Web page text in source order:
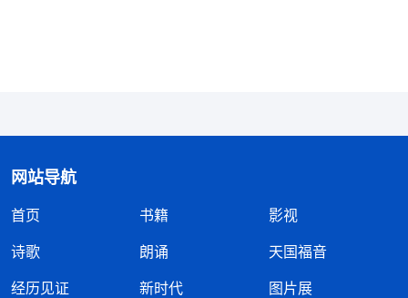
审判、遭咒诅。
初的发表・第一百篇》教会带领也给我们传达上面弟兄
的讲道交通：“有许多人感觉做效力者是羞辱，这是
网站导航
首页 书籍
影视
诗歌
朗诵
天国福音
经历见证
新时代
图片展